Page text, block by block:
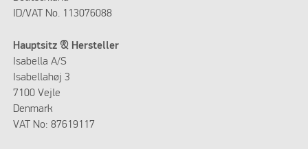
ID/VAT No. 113076088
Hauptsitz & Hersteller
Isabella A/S
Isabellahøj 3
7100 Vejle
Denmark
VAT No: 87619117